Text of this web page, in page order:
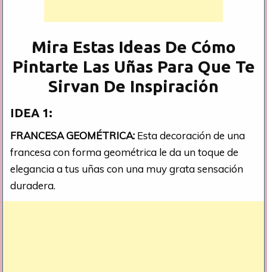
Mira Estas Ideas De Cómo
Pintarte Las Uñas Para Que Te
Sirvan De Inspiración
IDEA 1:
FRANCESA GEOMÉTRICA: Esta decoración de una
francesa con forma geométrica le da un toque de
elegancia a tus uñas con una muy grata sensación
duradera.